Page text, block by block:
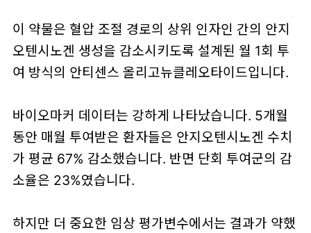
이 약물은 혈압 조절 경로의 상위 인자인 간의 안지
오텐시노겐 생성을 감소시키도록 설계된 월 1회 투
여 방식의 안티센스 올리고뉴클레오타이드입니다.
바이오마커 데이터는 강하게 나타났습니다. 5개월
동안 매월 투여받은 환자들은 안지오텐시노겐 수치
가 평균 67% 감소했습니다. 반면 단회 투여군의 감
소율은 23%였습니다.
하지만 더 중요한 임상 평가변수에서는 결과가 약했